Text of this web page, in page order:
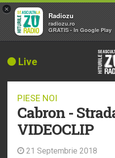
Live
PIESE NOI
Cabron -
VIDEOCLIP
21 Septembrie 2018
×
Radiozu
radiozu.ro
GRATIS - In Google Play